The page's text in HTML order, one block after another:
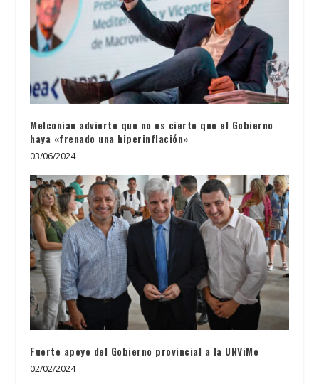
Melconian advierte que no es cierto que el Gobierno
haya «frenado una hiperinflación»
03/06/2024
Fuerte apoyo del Gobierno provincial a la UNViMe
02/02/2024